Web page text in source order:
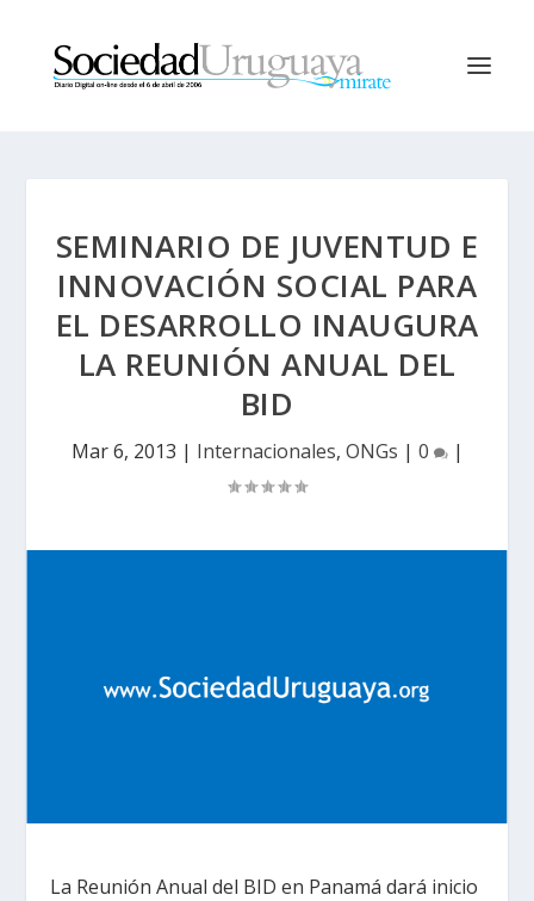
SEMINARIO DE JUVENTUD E
INNOVACIÓN SOCIAL PARA
EL DESARROLLO INAUGURA
LA REUNIÓN ANUAL DEL
BID
Mar 6, 2013 | Internacionales, ONGs | 0 |
La Reunión Anual del BID en Panamá dará inicio